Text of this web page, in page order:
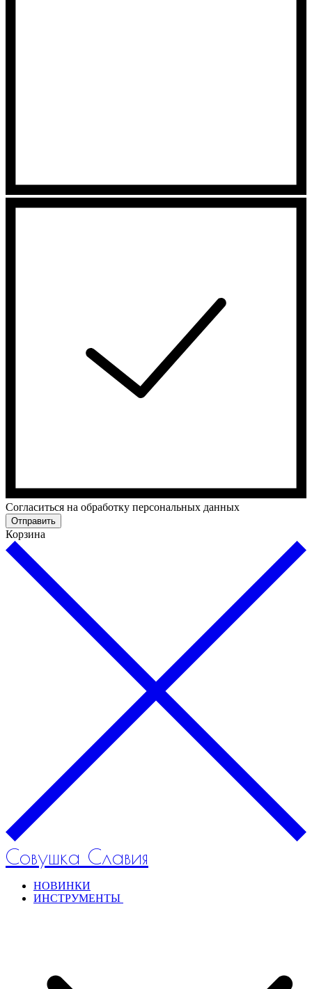
Cогласиться на обработку персональных данных
Отправить
Корзина
Совушка Славия
НОВИНКИ
ИНСТРУМЕНТЫ